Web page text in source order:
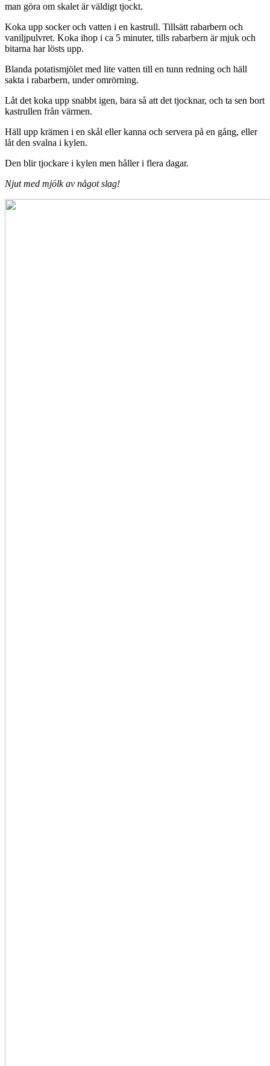
man göra om skalet är väldigt tjockt.
Koka upp socker och vatten i en kastrull. Tillsätt rabarbern och
vaniljpulvret. Koka ihop i ca 5 minuter, tills rabarbern är mjuk och
bitarna har lösts upp.
Blanda potatismjölet med lite vatten till en tunn redning och häll
sakta i rabarbern, under omrörning.
Låt det koka upp snabbt igen, bara så att det tjocknar, och ta sen bort
kastrullen från värmen.
Häll upp krämen i en skål eller kanna och servera på en gång, eller
låt den svalna i kylen.
Den blir tjockare i kylen men håller i flera dagar.
Njut med mjölk av något slag!